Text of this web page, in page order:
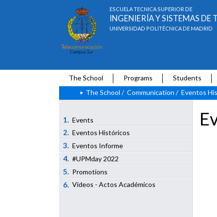
ESCUELA TÉCNICA SUPERIOR DE
INGENIERÍA Y SISTEMAS
UNIVERSIDAD POLITÉCNICA DE MADRID
The School Programs
Students
The School / Communication / Eventos
1. Events
2. Eventos Históricos
3. Eventos Informe
4. #UPMday 2022
5. Promotions
6. Vídeos - Actos Académicos